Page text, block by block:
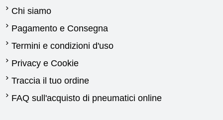
Chi siamo
Pagamento e Consegna
Termini e condizioni d'uso
Privacy e Cookie
Traccia il tuo ordine
FAQ sull'acquisto di pneumatici online